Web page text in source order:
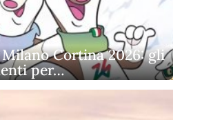
Cortina 2026: gli
per…